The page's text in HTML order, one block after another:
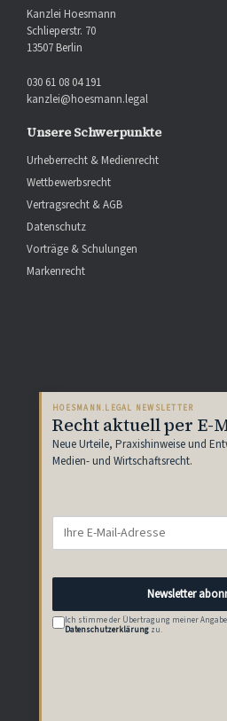
Kanzlei Hoesmann
Schlieperstr. 70
13507 Berlin
030 61 08 04 191
kanzlei@hoesmann.legal
Unsere Schwerpunkte
Urheberrecht & Medienrecht
Wettbewerbsrecht
Vertragsrecht & AGB
Datenschutz
Vorträge & Schulungen
Markenrecht
HOESMANN.LEGAL NEWSLETTER
Recht aktuell per E-
Neue Urteile, Praxishinweise und
Medien- und Wirtschaftsrecht.
Newsletter
Ich stimme der Übertragung meiner
Datenschutzerklärung zu.